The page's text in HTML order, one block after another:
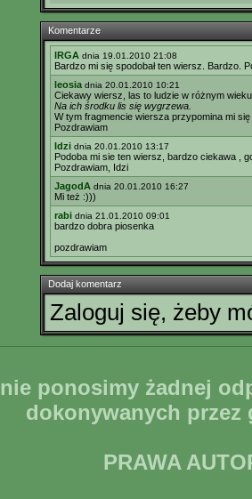
Komentarze
IRGA dnia 19.01.2010 21:08
Bardzo mi się spodobał ten wiersz. Bardzo.
leosia dnia 20.01.2010 10:21
Ciekawy wiersz, las to ludzie w różnym
Na ich środku lis się wygrzewa.
W tym fragmencie wiersza przypomina mi
Pozdrawiam
Idzi dnia 20.01.2010 13:17
Podoba mi sie ten wiersz, bardzo ciekawa ,
Pozdrawiam, Idzi
JagodA dnia 20.01.2010 16:27
Mi też :)))
rabi dnia 21.01.2010 09:01
bardzo dobra piosenka
pozdrawiam
Dodaj komentarz
Zaloguj się, żeby
nie ponosimy żadnej
dokonywanych
PRAWA